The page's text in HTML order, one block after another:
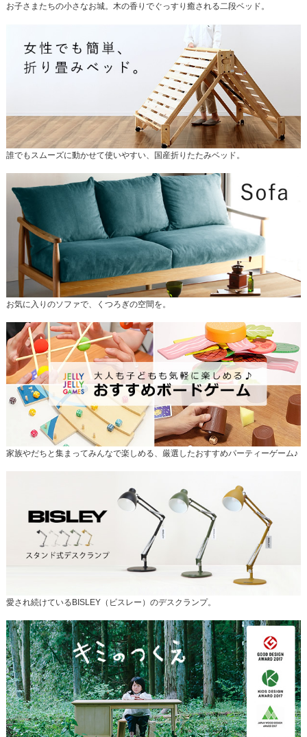
お子さまたちの小さなお城。木の香りでぐっすり癒される二段ベッド。
誰でもスムーズに動かせて使いやすい、国産折りたたみベッド。
お気に入りのソファで、くつろぎの空間を。
家族やだちと集まってみんなで楽しめる、厳選したおすすめパーティーゲーム♪
愛され続けているBISLEY（ビスレー）のデスクランプ。